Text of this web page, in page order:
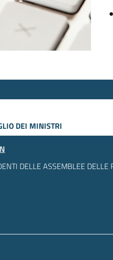
DEI MINISTRI
DELLE ASSEMBLEE DELLE